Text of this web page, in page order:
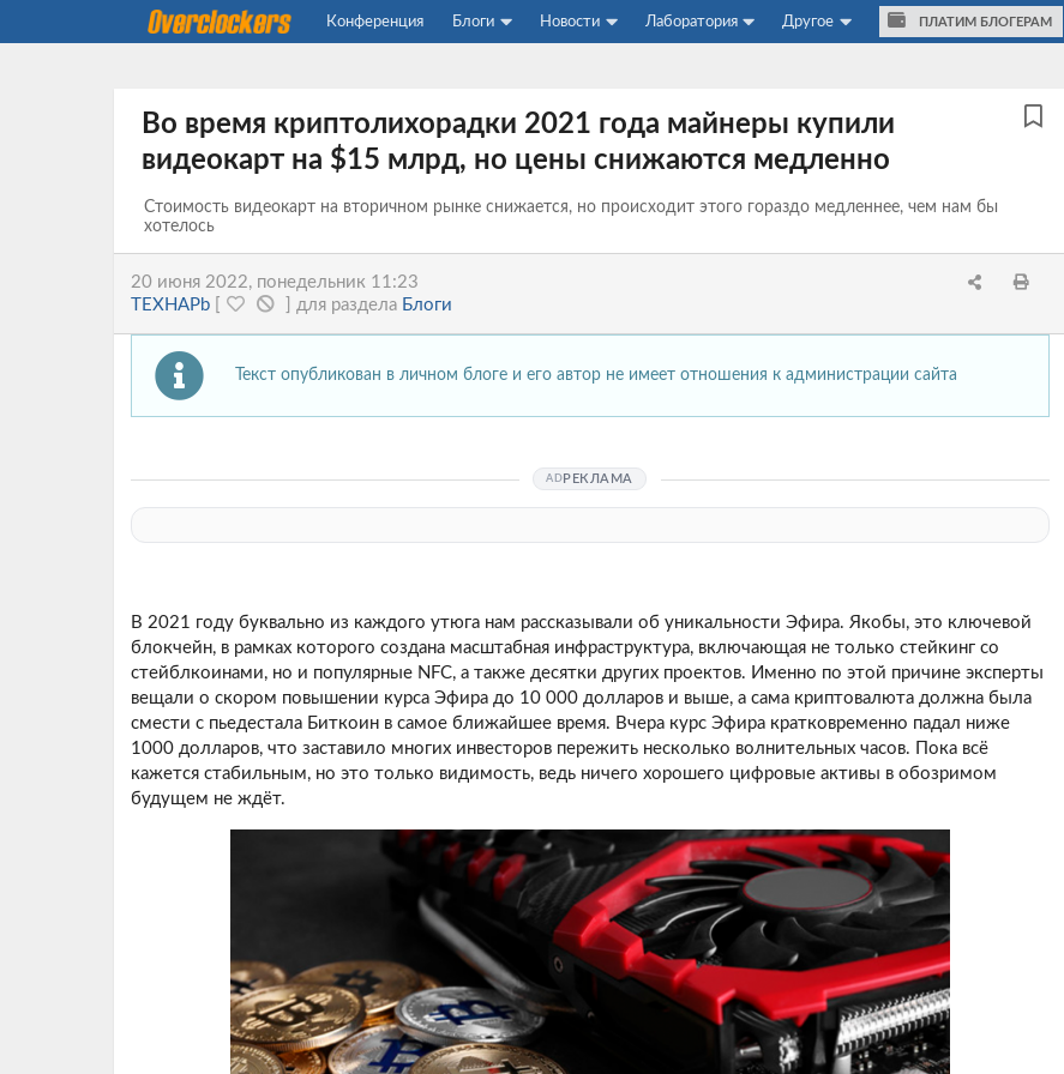
Конференция Блоги Новости Лаборатория Другое ПЛАТИМ БЛОГЕРАМ
Во время криптолихорадки 2021 года майнеры купили
видеокарт на $15 млрд, но цены снижаются медленно
Стоимость видеокарт на вторичном рынке снижается, но происходит этого гораздо медленнее, чем нам бы
хотелось
20 июня 2022, понедельник 11:23
TEXHAPb
для раздела Блоги
Текст опубликован в личном блоге и его автор не имеет отношения к администрации сайта
РЕКЛАМА
В 2021 году буквально из каждого утюга нам рассказывали об уникальности Эфира. Якобы, это ключевой
блокчейн, в рамках которого создана масштабная инфраструктура, включающая не только стейкинг со
стейблкоинами, но и популярные NFC, а также десятки других проектов. Именно по этой причине эксперты
вещали о скором повышении курса Эфира до 10 000 долларов и выше, а сама криптовалюта должна была
смести с пьедестала Биткоин в самое ближайшее время. Вчера курс Эфира кратковременно падал ниже
1000 долларов, что заставило многих инвесторов пережить несколько волнительных часов. Пока всё
кажется стабильным, но это только видимость, ведь ничего хорошего цифровые активы в обозримом
будущем не ждёт.